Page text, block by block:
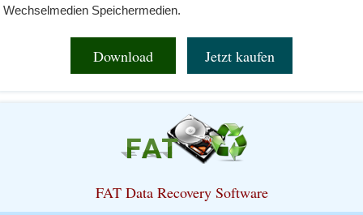
Wechselmedien Speichermedien.
Download Jetzt kaufen
FAT Data Recovery Software